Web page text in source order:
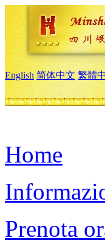
English 简体中文 繁體
Home
Prenota